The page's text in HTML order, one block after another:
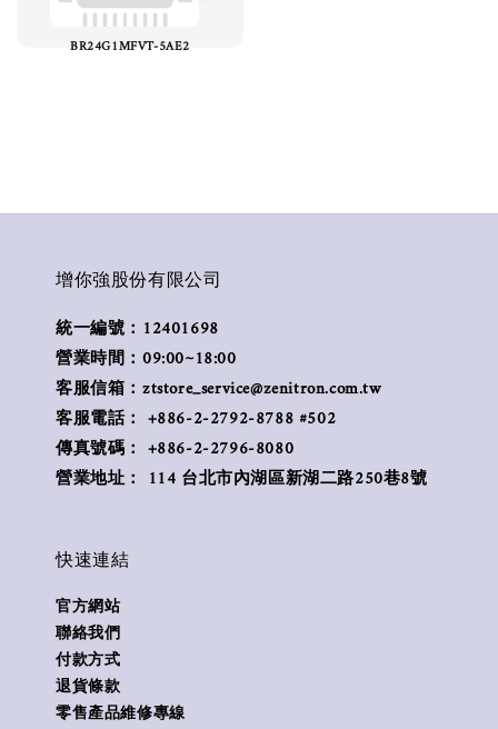
BR24G1MFVT-5AE2
增你強股份有限公司
統一編號：12401698
營業時間：09:00~18:00
客服信箱：ztstore_service@zenitron.com.tw
客服電話： +886-2-2792-8788 #502
傳真號碼： +886-2-2796-8080
營業地址： 114 台北市內湖區新湖二路250巷8號
快速連結
官方網站
聯絡我們
付款方式
退貨條款
零售產品維修專線